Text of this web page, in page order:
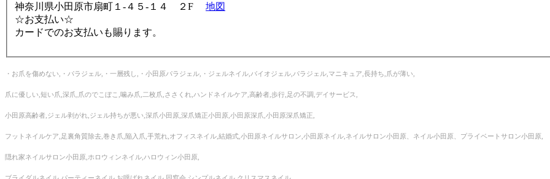
神奈川県小田原市扇町１-４５-１４ ２F 地図
☆お支払い☆
カードでのお支払いも賜ります。
・お爪を傷めない,・パラジェル,・一層残し,・小田原パラジェル,・ジェルネイル,バイオジェル,パラジェル,マニキュア,長持ち,爪が薄い,
爪に優しい,短い爪,深爪,爪のでこぼこ,噛み爪,二枚爪,ささくれ,ハンドネイルケア,高齢者,歩行,足の不調,デイサービス,
小田原高齢者,ジェル剥がれ,ジェル持ちが悪い,深爪小田原,深爪矯正小田原,小田原深爪,小田原深爪矯正,
フットネイルケア,足裏角質除去,巻き爪,陥入爪,手荒れ,オフィスネイル,結婚式,小田原ネイルサロン,小田原ネイル,ネイルサロン小田原、ネイル小田原、プライベートサロン小田原,
隠れ家ネイルサロン小田原,ホロウィンネイル,ハロウィン小田原,